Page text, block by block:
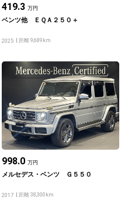
419.3 万円
ベンツ他 ＥＱＡ２５０＋
2025 距離 9,689km
998.0 万円
メルセデス・ベンツ Ｇ５５０
2017 距離 38,300km